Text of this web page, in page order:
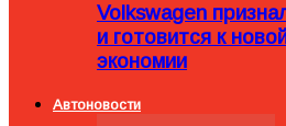
Volkswagen
и готовится к
экономии
Автоновости